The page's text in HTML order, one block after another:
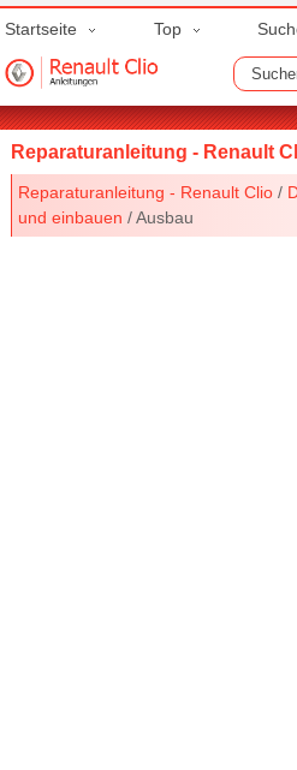
Startseite Top
Reparaturanleitung - Renault
Reparaturanleitung - Renault Clio /
und einbauen / Ausbau